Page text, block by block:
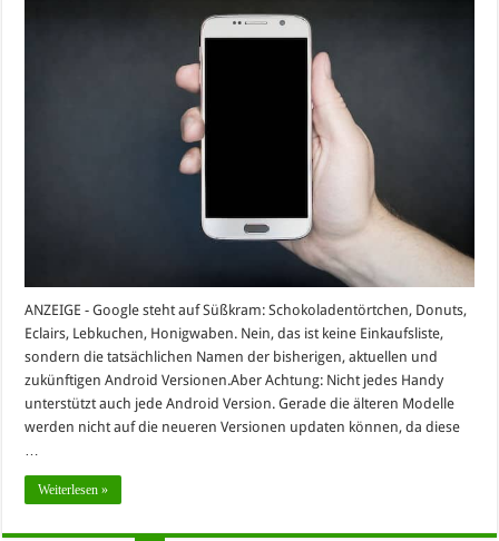
ANZEIGE - Google steht auf Süßkram: Schokoladentörtchen, Donuts,
Eclairs, Lebkuchen, Honigwaben. Nein, das ist keine Einkaufsliste,
sondern die tatsächlichen Namen der bisherigen, aktuellen und
zukünftigen Android Versionen.Aber Achtung: Nicht jedes Handy
unterstützt auch jede Android Version. Gerade die älteren Modelle
werden nicht auf die neueren Versionen updaten können, da diese
…
Weiterlesen »